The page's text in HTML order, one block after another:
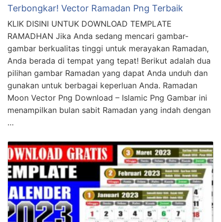
Terbongkar! Vector Ramadan Png Terbaik
KLIK DISINI UNTUK DOWNLOAD TEMPLATE
RAMADHAN Jika Anda sedang mencari gambar-
gambar berkualitas tinggi untuk merayakan Ramadan,
Anda berada di tempat yang tepat! Berikut adalah dua
pilihan gambar Ramadan yang dapat Anda unduh dan
gunakan untuk berbagai keperluan Anda. Ramadan
Moon Vector Png Download – Islamic Png Gambar ini
menampilkan bulan sabit Ramadan yang indah dengan
…